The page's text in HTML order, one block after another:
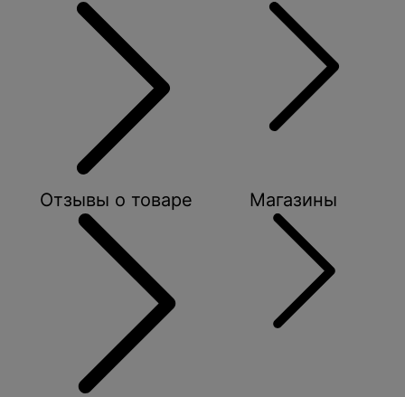
Отзывы о товаре Магазины